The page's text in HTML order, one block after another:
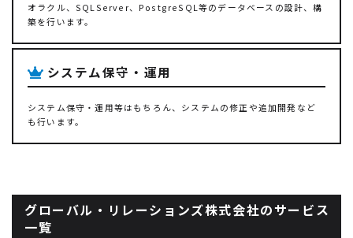
オラクル、SQLServer、PostgreSQL等のデータベースの設計、構
築を行います。
システム保守・運用
システム保守・運用等はもちろん、システムの修正や追加開発など
も行います。
グローバル・リレーションズ株式会社のサービス
一覧